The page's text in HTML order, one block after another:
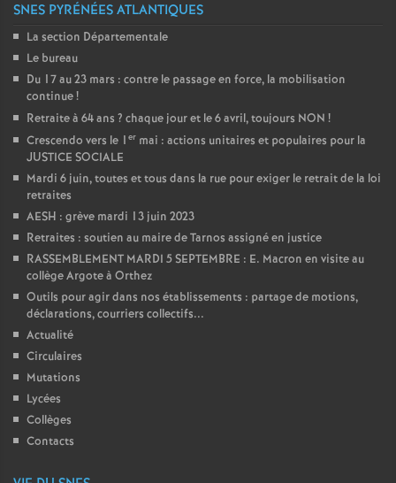
SNES PYRÉNÉES ATLANTIQUES
La section Départementale
Le bureau
Du 17 au 23 mars : contre le passage en force, la mobilisation
continue!
Retraite à 64 ans ? chaque jour et le 6 avril, toujours NON !
Crescendo vers le 1 er mai : actions unitaires et populaires pour la
JUSTICE SOCIALE
Mardi 6 juin, toutes et tous dans la rue pour exiger le retrait de la loi
retraites
AESH : grève mardi 13 juin 2023
Retraites : soutien au maire de Tarnos assigné en justice
RASSEMBLEMENT MARDI 5 SEPTEMBRE : E. Macron en visite au
collège Argote à Orthez
Outils pour agir dans nos établissements : partage de motions,
déclarations, courriers collectifs...
Actualité
Circulaires
Mutations
Lycées
Collèges
Contacts